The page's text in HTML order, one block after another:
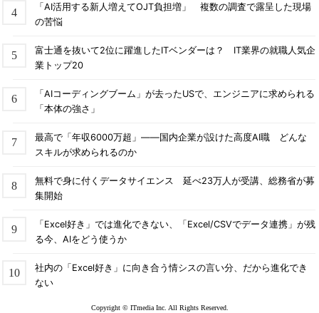
「AI活用する新人増えてOJT負担増」 複数の調査で露呈した現場
の苦悩
富士通を抜いて2位に躍進したITベンダーは？ IT業界の就職人気企
業トップ20
「AIコーディングブーム」が去ったUSで、エンジニアに求められる
「本体の強さ」
最高で「年収6000万超」――国内企業が設けた高度AI職 どんな
スキルが求められるのか
無料で身に付くデータサイエンス 延べ23万人が受講、総務省が募
集開始
「Excel好き」では進化できない、「Excel/CSVでデータ連携」が残
る今、AIをどう使うか
社内の「Excel好き」に向き合う情シスの言い分、だから進化でき
ない
Copyright © ITmedia Inc. All Rights Reserved.